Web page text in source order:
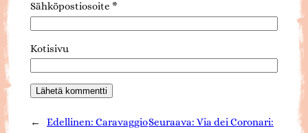
Sähköpostiosoite *
Kotisivu
← Edellinen: CaravaggioSeuraava: Via dei Coronari: